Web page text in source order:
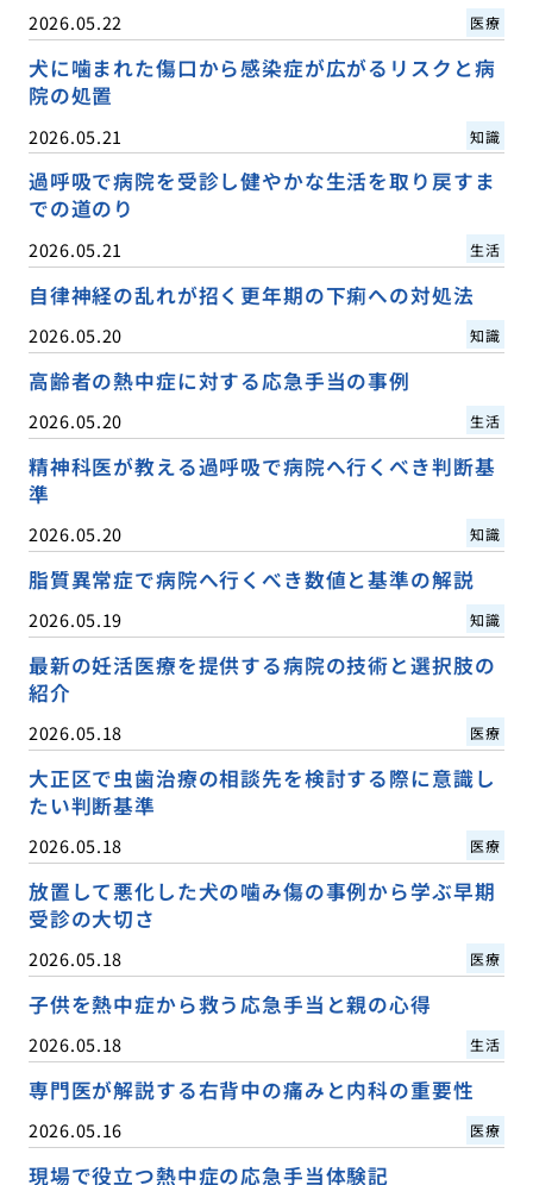
2026.05.22 医療
犬に噛まれた傷口から感染症が広がるリスクと病
院の処置
2026.05.21 知識
過呼吸で病院を受診し健やかな生活を取り戻すま
での道のり
2026.05.21 生活
自律神経の乱れが招く更年期の下痢への対処法
2026.05.20 知識
高齢者の熱中症に対する応急手当の事例
2026.05.20 生活
精神科医が教える過呼吸で病院へ行くべき判断基
準
2026.05.20 知識
脂質異常症で病院へ行くべき数値と基準の解説
2026.05.19 知識
最新の妊活医療を提供する病院の技術と選択肢の
紹介
2026.05.18 医療
大正区で虫歯治療の相談先を検討する際に意識し
たい判断基準
2026.05.18 医療
放置して悪化した犬の噛み傷の事例から学ぶ早期
受診の大切さ
2026.05.18 医療
子供を熱中症から救う応急手当と親の心得
2026.05.18 生活
専門医が解説する右背中の痛みと内科の重要性
2026.05.16 医療
現場で役立つ熱中症の応急手当体験記